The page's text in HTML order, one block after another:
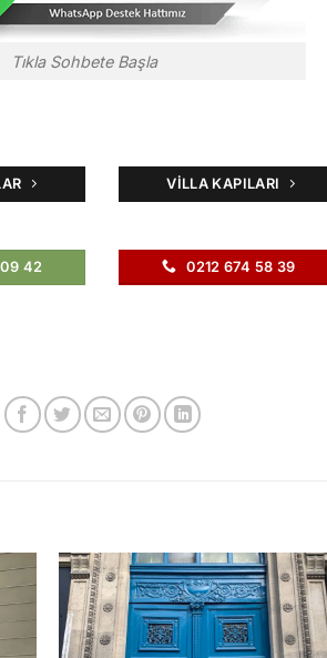
Tıkla Sohbete Başla
VILLA KAPILARI
42 0212 674 58 39